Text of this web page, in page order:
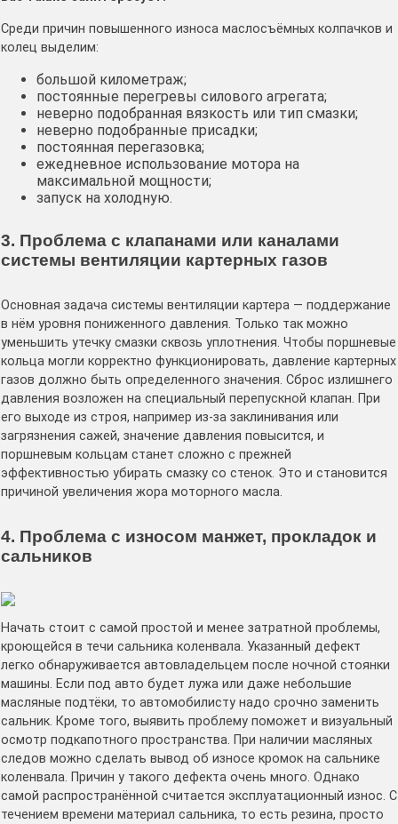
Среди причин повышенного износа маслосъёмных колпачков и
колец выделим:
большой километраж;
постоянные перегревы силового агрегата;
неверно подобранная вязкость или тип смазки;
неверно подобранные присадки;
постоянная перегазовка;
ежедневное использование мотора на
максимальной мощности;
запуск на холодную.
3. Проблема с клапанами или каналами
системы вентиляции картерных газов
Основная задача системы вентиляции картера — поддержание
в нём уровня пониженного давления. Только так можно
уменьшить утечку смазки сквозь уплотнения. Чтобы поршневые
кольца могли корректно функционировать, давление картерных
газов должно быть определенного значения. Сброс излишнего
давления возложен на специальный перепускной клапан. При
его выходе из строя, например из-за заклинивания или
загрязнения сажей, значение давления повысится, и
поршневым кольцам станет сложно с прежней
эффективностью убирать смазку со стенок. Это и становится
причиной увеличения жора моторного масла.
4. Проблема с износом манжет, прокладок и
сальников
Начать стоит с самой простой и менее затратной проблемы,
кроющейся в течи сальника коленвала. Указанный дефект
легко обнаруживается автовладельцем после ночной стоянки
машины. Если под авто будет лужа или даже небольшие
масляные подтёки, то автомобилисту надо срочно заменить
сальник. Кроме того, выявить проблему поможет и визуальный
осмотр подкапотного пространства. При наличии масляных
следов можно сделать вывод об износе кромок на сальнике
коленвала. Причин у такого дефекта очень много. Однако
самой распространённой считается эксплуатационный износ. С
течением времени материал сальника, то есть резина, просто